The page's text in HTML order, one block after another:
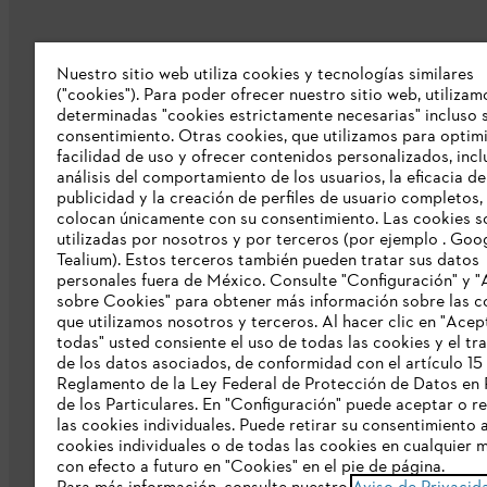
Empresa
Sobre nosotros
Catálogo STIHL
Línea de Integridad de STIHL
Aviso de privacidad Datos legales
Nuestro sitio web utiliza cookies y tecnologías similares
("cookies"). Para poder ofrecer nuestro sitio web,
determinadas "cookies estrictamente necesarias" incluso
consentimiento. Otras cookies, que utilizamos para
facilidad de uso y ofrecer contenidos personalizados,
análisis del comportamiento de los usuarios, la eficacia
publicidad y la creación de perfiles de usuario completos,
colocan únicamente con su consentimiento. Las cookies
utilizadas por nosotros y por terceros (por ejemplo .
Tealium). Estos terceros también pueden tratar sus datos
personales fuera de México. Consulte "Configuración" y
sobre Cookies" para obtener más información sobre las
que utilizamos nosotros y terceros. Al hacer clic en
todas" usted consiente el uso de todas las cookies y el
de los datos asociados, de conformidad con el artículo
Reglamento de la Ley Federal de Protección de Datos en
de los Particulares. En "Configuración" puede aceptar o
las cookies individuales. Puede retirar su consentimiento
cookies individuales o de todas las cookies en cualquier
con efecto a futuro en "Cookies" en el pie de página.